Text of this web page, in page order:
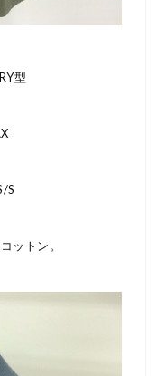
型
S
ットン。